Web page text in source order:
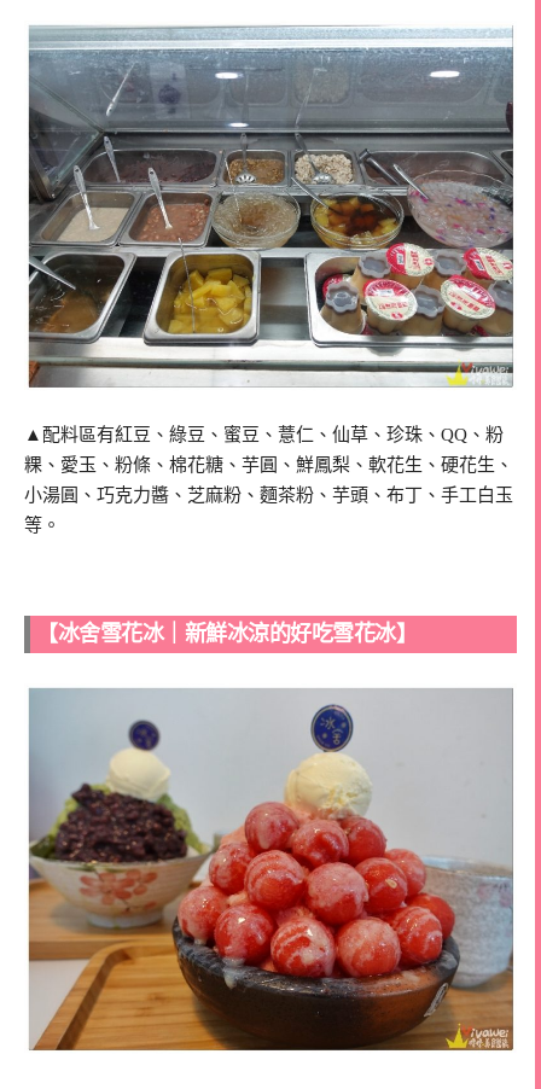
▲配料區有紅豆、綠豆、蜜豆、薏仁、仙草、珍珠、QQ、粉
粿、愛玉、粉條、棉花糖、芋圓、鮮鳳梨、軟花生、硬花生、
小湯圓、巧克力醬、芝麻粉、麵茶粉、芋頭、布丁、手工白玉
等。
【冰舍雪花冰｜新鮮冰涼的好吃雪花冰】